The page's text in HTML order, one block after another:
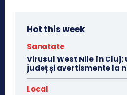
Hot this week
Sanatate
Virusul West Nile în
județ și avertismente la
Local